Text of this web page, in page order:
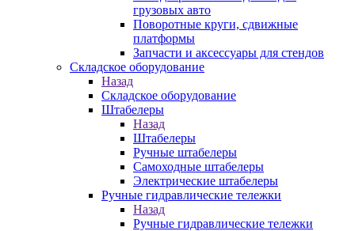
грузовых авто
Поворотные круги, сдвижные
платформы
Запчасти и аксессуары для стендов
Складское оборудование
Назад
Складское оборудование
Штабелеры
Назад
Штабелеры
Ручные штабелеры
Самоходные штабелеры
Электрические штабелеры
Ручные гидравлические тележки
Назад
Ручные гидравлические тележки